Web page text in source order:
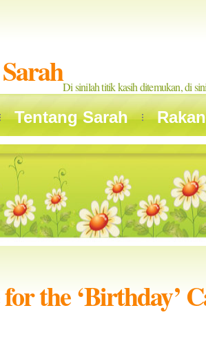
Di sinilah titik kasih ditemukan, di
Tentang Sarah
the ‘Birthday’